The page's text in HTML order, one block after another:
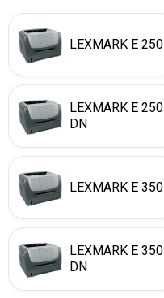
LEXMARK E 250
LEXMARK E 250
DN
LEXMARK E 350
LEXMARK E 350
DN